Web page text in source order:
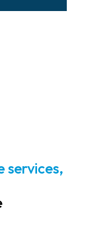
de
services,